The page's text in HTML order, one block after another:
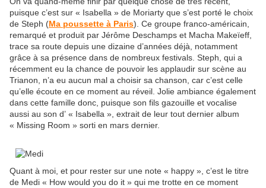
puisque c’est sur « Isabella » de Moriarty que s’est porté le choix
de Steph (Ma poussette à Paris). Ce groupe franco-américain,
remarqué et produit par Jérôme Deschamps et Macha Makeïeff,
trace sa route depuis une dizaine d’années déjà, notamment
grâce à sa présence dans de nombreux festivals. Steph, qui a
récemment eu la chance de pouvoir les applaudir sur scène au
Trianon, n’a eu aucun mal a choisir sa chanson, car c’est celle
qu’elle écoute en ce moment au réveil. Jolie ambiance également
dans cette famille donc, puisque son fils gazouille et vocalise
aussi au son d’ « Isabella », extrait de leur tout dernier album
« Missing Room » sorti en mars dernier.
Quant à moi, et pour rester sur une note « happy », c’est le titre
de Medi « How would you do it » qui me trotte en ce moment